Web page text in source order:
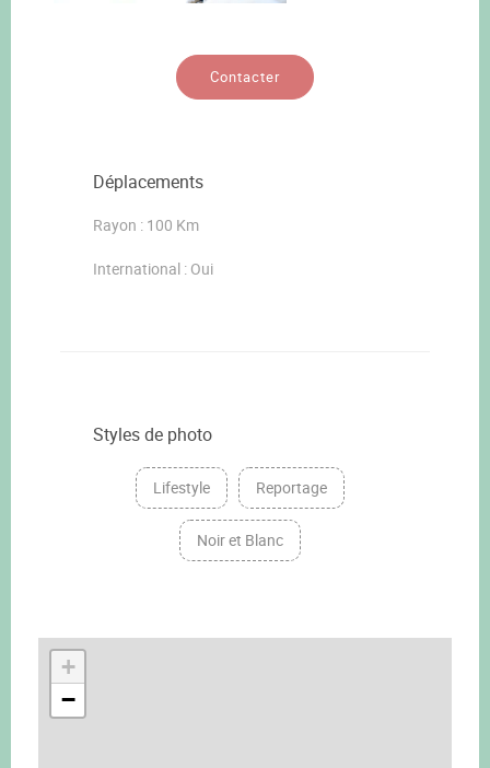
Contacter
Déplacements
Rayon : 100 Km
International : Oui
Styles de photo
Lifestyle Reportage
Noir et Blanc
+
−